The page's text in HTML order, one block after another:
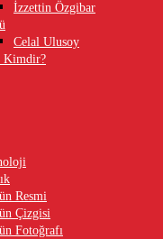
İzzettin Özgibar
Celal Ulusoy
Kimdir?
Resmi
Çizgisi
Fotoğrafı